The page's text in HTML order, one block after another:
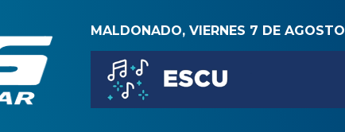
MALDONADO, VIERNES 7 DE AGOSTO